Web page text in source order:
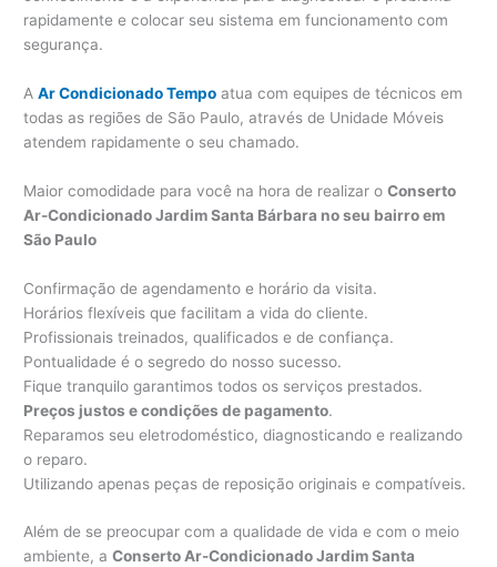
rapidamente e colocar seu sistema em funcionamento com
segurança.
AAr Condicionado Tempo atua com equipes de técnicos em
todas as regiões de São Paulo, através de Unidade Móveis
atendem rapidamente o seu chamado.
Maior comodidade para você na hora de realizar oConserto
Ar-Condicionado Jardim Santa Bárbara no seu bairro em
São Paulo
Confirmação de agendamento e horário da visita.
Horários flexíveis que facilitam a vida do cliente.
Profissionais treinados, qualificados e de confiança.
Pontualidade é o segredo do nosso sucesso.
Fique tranquilo garantimos todos os serviços prestados.
Preços justos e condições de pagamento.
Reparamos seu eletrodoméstico, diagnosticando e realizando
o reparo.
Utilizando apenas peças de reposição originais e compatíveis.
Além de se preocupar com a qualidade de vida e com o meio
ambiente, aConserto Ar-Condicionado Jardim Santa